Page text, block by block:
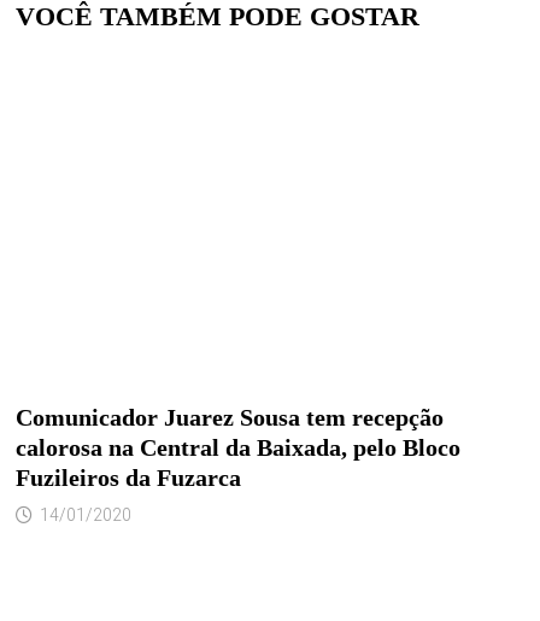
VOCÊ TAMBÉM PODE GOSTAR
Comunicador Juarez Sousa tem recepção
calorosa na Central da Baixada, pelo Bloco
Fuzileiros da Fuzarca
14/01/2020